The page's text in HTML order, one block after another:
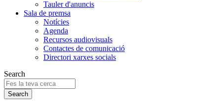
Tauler d'anuncis
Sala de premsa
Notícies
Agenda
Recursos audiovisuals
Contactes de comunicació
Directori xarxes socials
Search